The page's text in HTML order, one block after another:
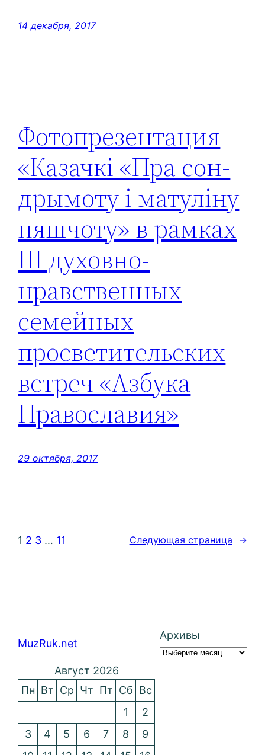
14 декабря, 2017
Фотопрезентация
«Казачкі «Пра сон-
дрымоту і матуліну
пяшчоту» в рамках
III духовно-
нравственных
семейных
просветительских
встреч «Азбука
Православия»
29 октября, 2017
1 2 3 … 11 Следующая страница →
MuzRuk.net
Архивы
Август 2026
Пн Вт Ср Чт Пт Сб Вс
1
2
3
4 5 6 7 8
9